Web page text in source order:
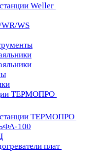
Weller
WS
ТЕРМОПРО
ТЕРМОПРО
100
плат